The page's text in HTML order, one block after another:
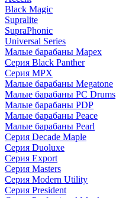
Black Magic
Supralite
SupraPhonic
Universal Series
Малые барабаны Mapex
Серия Black Panther
Серия MPX
Малые барабаны Megatone
Малые барабаны PC Drums
Малые барабаны PDP
Малые барабаны Peace
Малые барабаны Pearl
Серия Decade Maple
Серия Duoluxe
Серия Export
Серия Masters
Серия Modern Utility
Серия President